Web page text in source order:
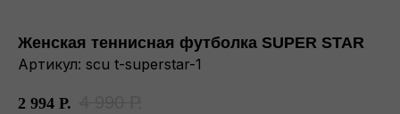
Женская теннисная футболка SUPER STAR
Артикул: scu t-superstar-1
2 994 Р.